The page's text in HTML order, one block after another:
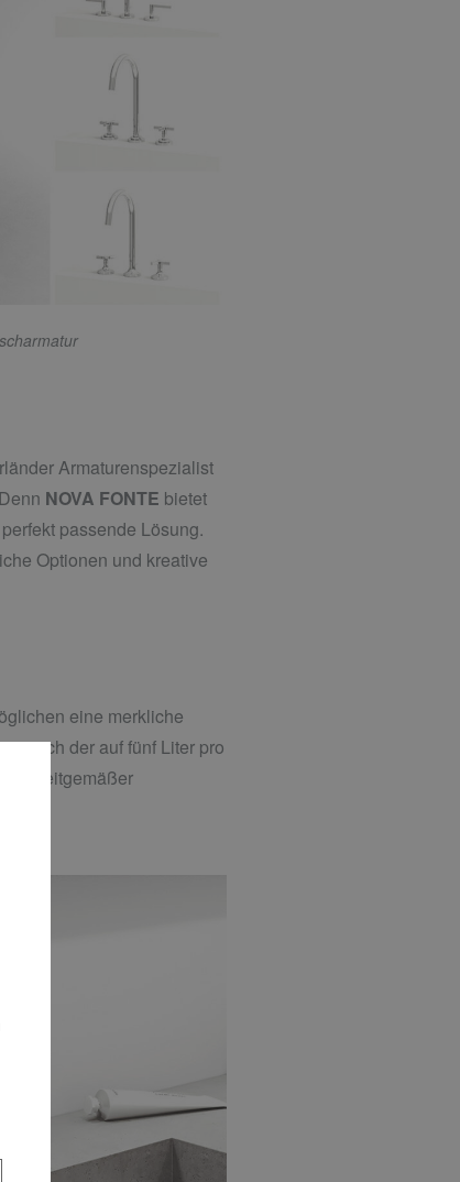
Armaturenspezialist
NOVA FONTE bietet
passende Lösung.
Optionen und kreative
eine merkliche
auch der auf fünf Liter pro
zeitgemäßer